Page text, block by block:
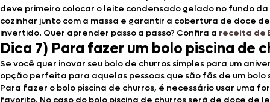
deve primeiro colocar o leite condensado gelado no fundo
cozinhar junto com a massa e garantir a cobertura de doce
invertido. Quer aprender passo a passo? Confira a receita de
Dica 7) Para fazer um bolo piscina de
Se você quer inovar seu bolo de churros simples para um
opção perfeita para aquelas pessoas que são fãs de um bolo
Para fazer o bolo piscina de churros, é necessário usar uma